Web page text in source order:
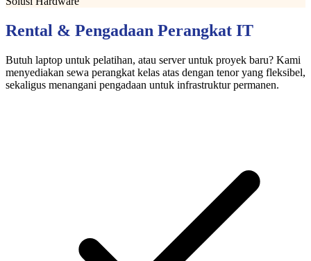
Rental & Pengadaan Perangkat IT
Butuh laptop untuk pelatihan, atau server untuk proyek baru? Kami
menyediakan sewa perangkat kelas atas dengan tenor yang fleksibel,
sekaligus menangani pengadaan untuk infrastruktur permanen.